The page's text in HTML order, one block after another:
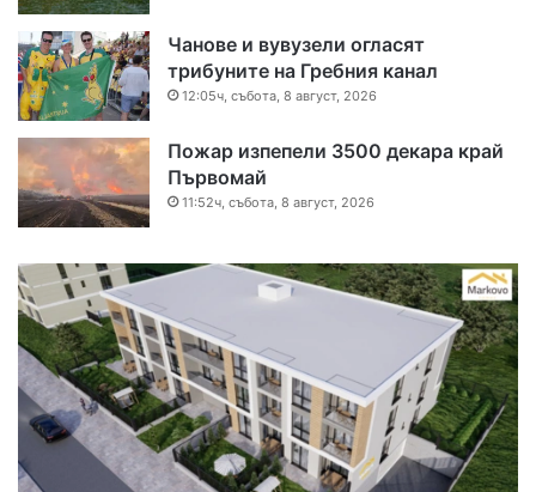
Чанове и вувузели огласят
трибуните на Гребния канал
12:05ч, събота, 8 август, 2026
Пожар изпепели 3500 декара край
Първомай
11:52ч, събота, 8 август, 2026